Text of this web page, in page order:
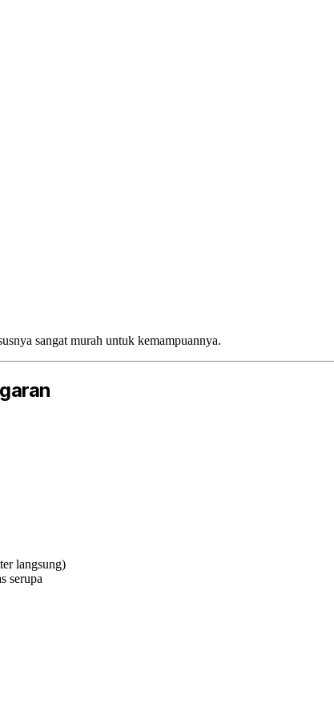
sangat murah untuk kemampuannya.
langsung)
serupa